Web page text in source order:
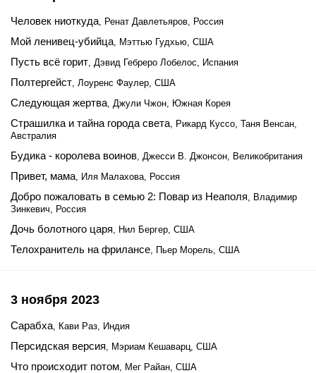
Человек ниоткуда, Ренат Давлетьяров, Россия
Мой ленивец-убийца, Мэттью Гудхью, США
Пусть всё горит, Дэвид Гебреро Лобелос, Испания
Полтергейст, Лоуренс Фаулер, США
Следующая жертва, Джули Чжон, Южная Корея
Страшилка и тайна города света, Рикард Куссо, Таня Венсан,
Австралия
Будика - королева воинов, Джесси В. Джонсон, Великобритания
Привет, мама, Иля Малахова, Россия
Добро пожаловать в семью 2: Повар из Неаполя, Владимир
Зинкевич, Россия
Дочь болотного царя, Нил Бергер, США
Телохранитель на фрилансе, Пьер Морель, США
3 ноября 2023
Сарабха, Кави Раз, Индия
Персидская версия, Мэриам Кешаварц, США
Что происходит потом, Мег Райан, США